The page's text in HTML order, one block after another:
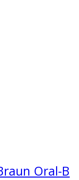
Oral-B